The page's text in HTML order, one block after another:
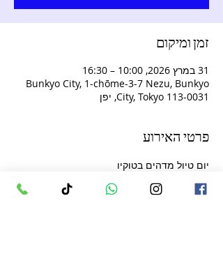
זמן ומיקום
31 במרץ 2026, 10:00 – 16:30
Bunkyo City, 1-chōme-3-7 Nezu, Bunkyo
City, Tokyo 113-0031, יפן
פרטי האירוע
יום טיול מדהים בטוקיו
טיול בפארק אואנו המפורסם